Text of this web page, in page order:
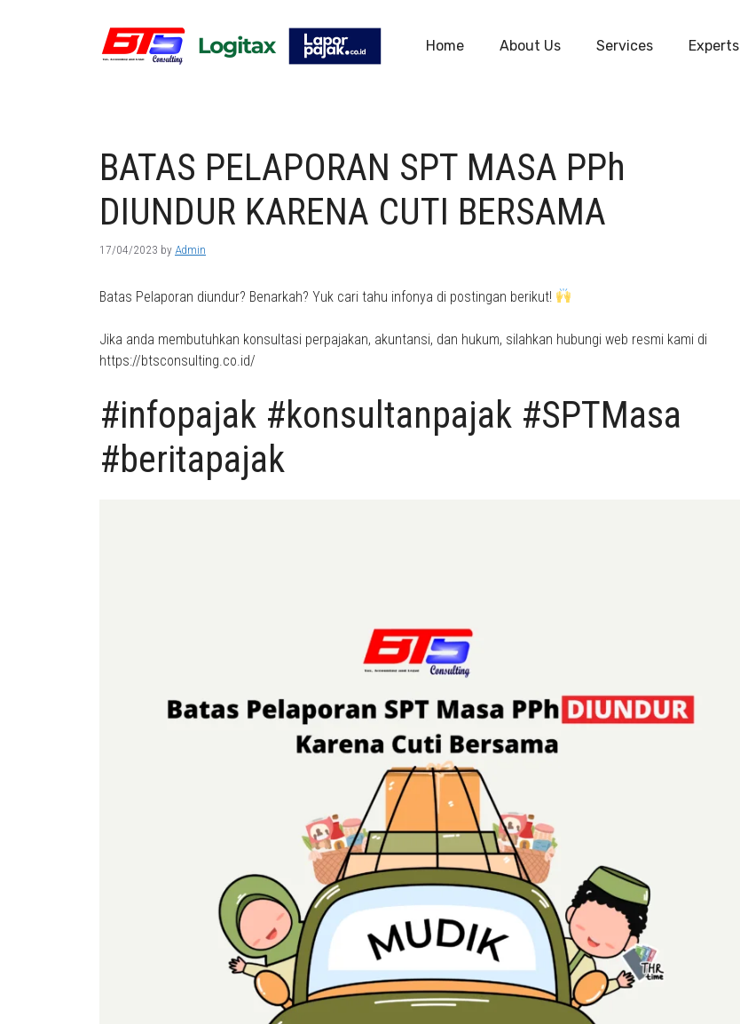
Home About Us Services Experts
BATAS PELAPORAN SPT MASA PPh
DIUNDUR KARENA CUTI BERSAMA
17/04/2023 by Admin
Batas Pelaporan diundur? Benarkah? Yuk cari tahu infonya di postingan berikut!
Jika anda membutuhkan konsultasi perpajakan, akuntansi, dan hukum, silahkan hubungi web resmi kami di
https://btsconsulting.co.id/
#infopajak #konsultanpajak #SPTMasa
#beritapajak